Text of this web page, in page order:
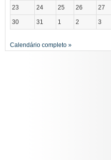
23 24 25 26 27
30 31 1 2 3
Calendário completo »